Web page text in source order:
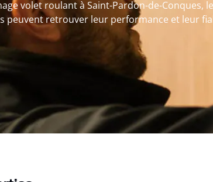
volet roulant à Saint-Pardon-de-Conques,
peuvent retrouver leur performance et leur